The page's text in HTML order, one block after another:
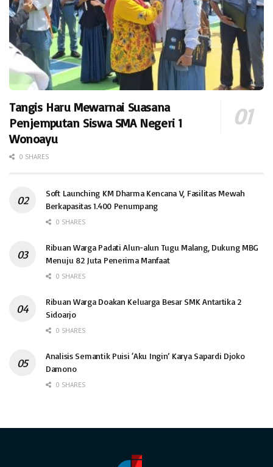
Tangis Haru Mewarnai Suasana
Penjemputan Siswa SMA Negeri 1
Wonoayu
0 SHARES
Soft Launching KM Dharma Kencana V, Fasilitas Mewah
Berkapasitas 1.400 Penumpang
0 SHARES
Ribuan Warga Padati Alun-alun Tugu Malang, Dukung MBG
Menuju 82 Juta Penerima Manfaat
0 SHARES
Ribuan Warga Doakan Keluarga Besar SMK Antartika 2
Sidoarjo
0 SHARES
Analisis Semantik Puisi ‘Aku Ingin’ Karya Sapardi Djoko
Damono
0 SHARES